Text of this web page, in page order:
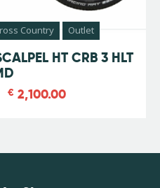
Country Outlet
HT CRB 3 HLT
€ 2,100.00